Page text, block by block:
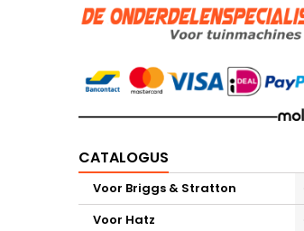
CATALOGUS
Voor Briggs & Stratton
Voor Hatz